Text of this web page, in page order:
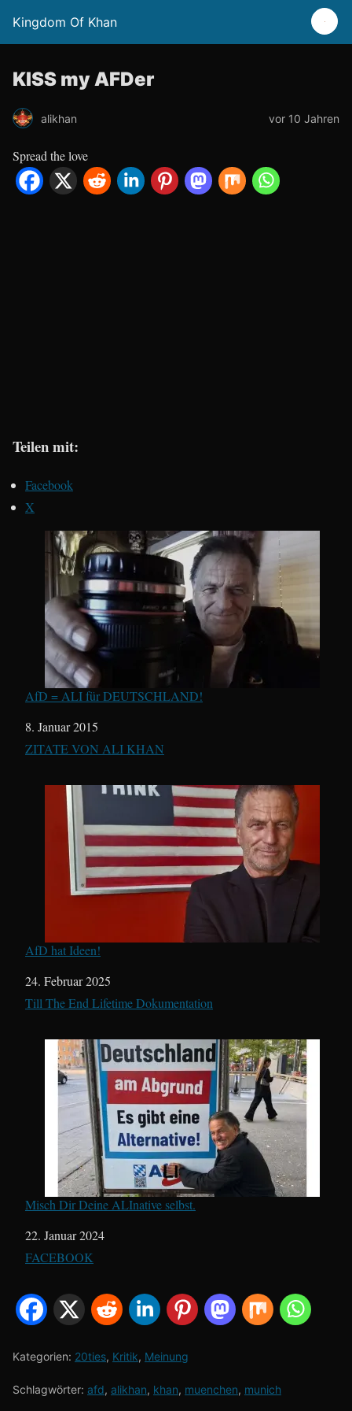
Kingdom Of Khan
KISS my AFDer
alikhan vor 10 Jahren
Spread the love
Teilen mit:
Facebook
X
AfD = ALI für DEUTSCHLAND!
Datum
8. Januar 2015
In Bezug auf
ZITATE VON ALI KHAN
AfD hat Ideen!
Datum
24. Februar 2025
In Bezug auf
Till The End Lifetime Dokumentation
Misch Dir Deine ALInative selbst.
Datum
22. Januar 2024
In Bezug auf
FACEBOOK
Kategorien: 20ties, Kritik, Meinung
Schlagwörter: afd, alikhan, khan, muenchen, munich